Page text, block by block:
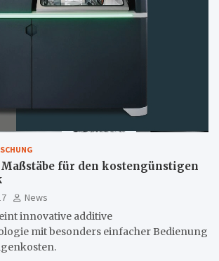
für den kostengünstigen
News
innovative additive
mit besonders einfacher Bedienung